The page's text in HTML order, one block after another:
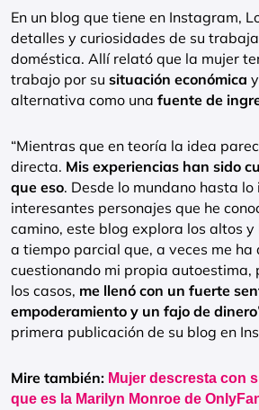
En un blog que tiene en Instagram,
detalles y curiosidades de su
doméstica. Allí relató que la mujer
trabajo por su situación económica
alternativa como una fuente de
“Mientras que en teoría la idea
directa. Mis experiencias han sido
que eso. Desde lo mundano hasta lo
interesantes personajes que he
camino, este blog explora los altos
a tiempo parcial que, a veces me ha
cuestionando mi propia autoestima,
los casos, me llenó con un fuerte
empoderamiento y un fajo de dinero
primera publicación de su blog en
Mire también: Mujer descresta con
que es la Marilyn Monroe de